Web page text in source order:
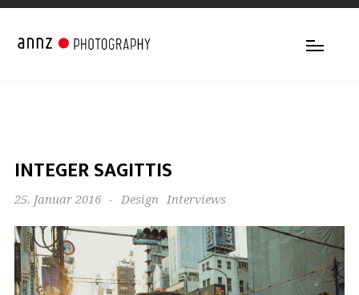
INTEGER SAGITTIS
25. Januar 2016 - Design Interviews